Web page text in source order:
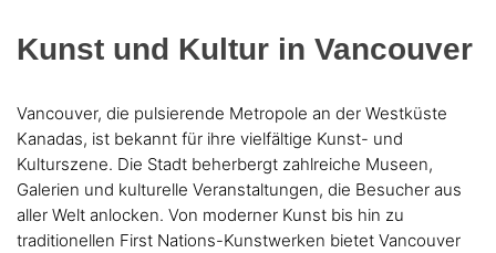
Kunst und Kultur in Vancouver
Vancouver, die pulsierende Metropole an der Westküste
Kanadas, ist bekannt für ihre vielfältige Kunst- und
Kulturszene. Die Stadt beherbergt zahlreiche Museen,
Galerien und kulturelle Veranstaltungen, die Besucher aus
aller Welt anlocken. Von moderner Kunst bis hin zu
traditionellen First Nations-Kunstwerken bietet Vancouver